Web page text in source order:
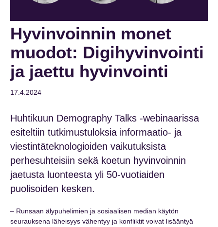
Hyvinvoinnin monet
muodot: Digihyvinvointi
ja jaettu hyvinvointi
17.4.2024
Huhtikuun Demography Talks -webinaarissa
esiteltiin tutkimustuloksia informaatio- ja
viestintäteknologioiden vaikutuksista
perhesuhteisiin sekä koetun hyvinvoinnin
jaetusta luonteesta yli 50-vuotiaiden
puolisoiden kesken.
– Runsaan älypuhelimien ja sosiaalisen median käytön
seurauksena läheisyys vähentyy ja konfliktit voivat lisääntyä